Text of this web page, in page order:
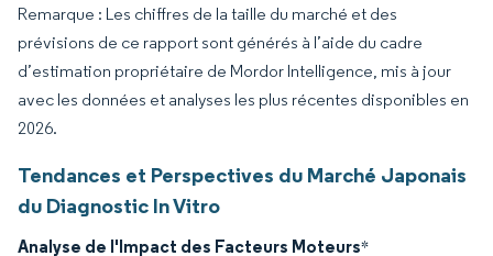
Remarque : Les chiffres de la taille du marché et des
prévisions de ce rapport sont générés à l’aide du cadre
d’estimation propriétaire de Mordor Intelligence, mis à jour
avec les données et analyses les plus récentes disponibles en
2026.
Tendances et Perspectives du Marché Japonais
du Diagnostic In Vitro
Analyse de l'Impact des Facteurs Moteurs*